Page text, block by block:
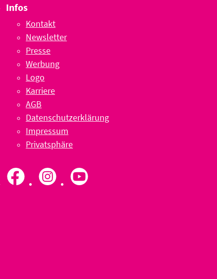
Infos
Kontakt
Newsletter
Presse
Werbung
Logo
Karriere
AGB
Datenschutzerklärung
Impressum
Privatsphäre